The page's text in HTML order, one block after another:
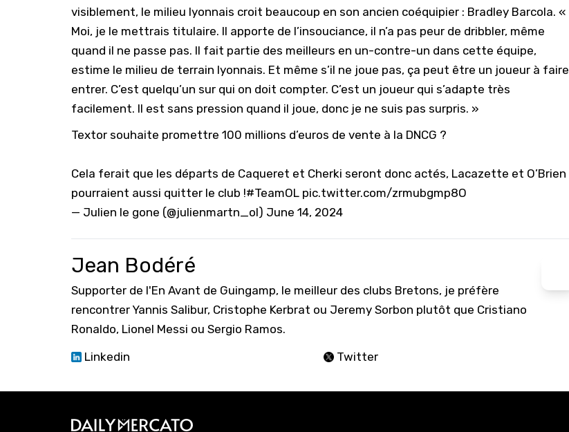
visiblement, le milieu lyonnais croit beaucoup en son ancien coéquipier : Bradley Barcola. «
Moi, je le mettrais titulaire. Il apporte de l’insouciance, il n’a pas peur de dribbler, même
quand il ne passe pas. Il fait partie des meilleurs en un-contre-un dans cette équipe,
estime le milieu de terrain lyonnais. Et même s’il ne joue pas, ça peut être un joueur à faire
entrer. C’est quelqu’un sur qui on doit compter. C’est un joueur qui s’adapte très
facilement. Il est sans pression quand il joue, donc je ne suis pas surpris. »
Textor souhaite promettre 100 millions d’euros de vente à la DNCG ?
Cela ferait que les départs de Caqueret et Cherki seront donc actés, Lacazette et O’Brien
pourraient aussi quitter le club !#TeamOL pic.twitter.com/zrmubgmp8O
— Julien le gone (@julienmartn_ol) June 14, 2024
Jean Bodéré
Supporter de l'En Avant de Guingamp, le meilleur des clubs Bretons, je préfère
rencontrer Yannis Salibur, Cristophe Kerbrat ou Jeremy Sorbon plutôt que Cristiano
Ronaldo, Lionel Messi ou Sergio Ramos.
Linkedin
Twitter